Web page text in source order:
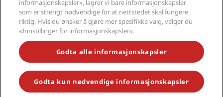
GÅ ALDRI GLIPP AV DE MEST POPULÆRE TILBUDENE VÅRE
© 2026 Radisson Hotel Group.Med enerett. RHG Radisson Hotel
Group, Radisson, Radisson RED, Radisson Blu, Radisson Collection,
informasjonskapsler», lagrer vi bare informasjonskapsler
som er strengt nødvendige for at nettstedet skal fungere
riktig. Hvis du ønsker å gjøre mer spesifikke valg, velger du
«Innstillinger for informasjonskapsler».
Godta alle informasjonskapsler
Godta kun nødvendige informasjonskapsler